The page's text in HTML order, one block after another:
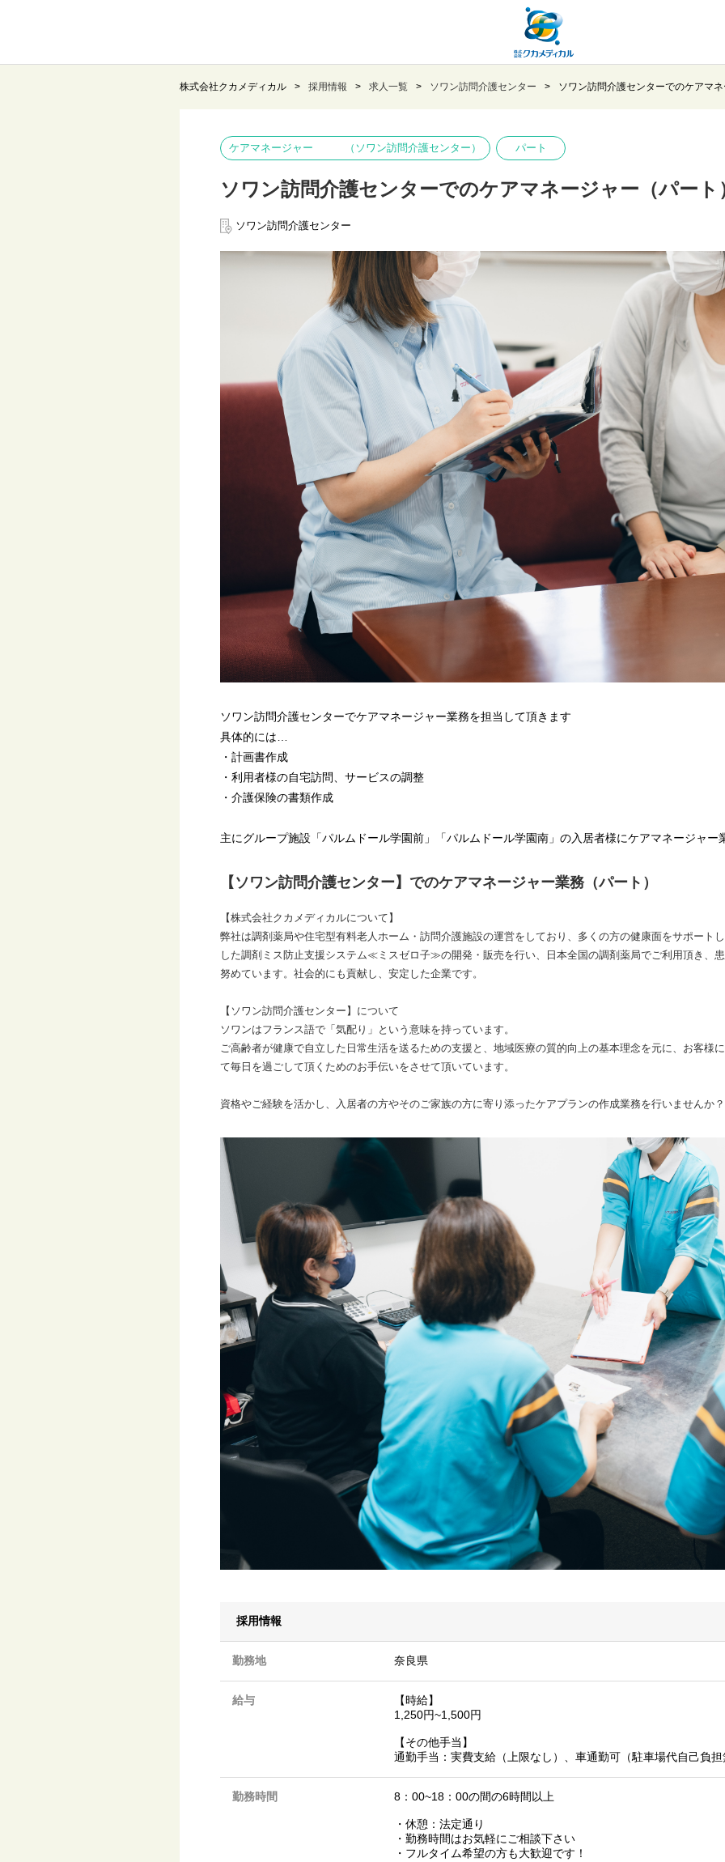
株式会社クカメディカル 採用情報 求人一覧 ソワン訪問介護センター ソワン訪問介護センターでのケアマ
ケアマネージャー （ソワン訪問介護センター） パート
ソワン訪問介護センターでのケアマネージャー（パート
ソワン訪問介護センター
ソワン訪問介護センターでケアマネージャー業務を担当して頂きます
具体的には…
・計画書作成
・利用者様の自宅訪問、サービスの調整
・介護保険の書類作成
主にグループ施設「パルムドール学園前」「パルムドール学園南」の入居者様にケアマネージャー
【ソワン訪問介護センター】でのケアマネージャー業務（パート）
【株式会社クカメディカルについて】
弊社は調剤薬局や住宅型有料老人ホーム・訪問介護施設の運営をしており、多くの方の健康面をサポート
した調剤ミス防止支援システム≪ミスゼロ子≫の開発・販売を行い、日本全国の調剤薬局でご利用頂き、
努めています。社会的にも貢献し、安定した企業です。
【ソワン訪問介護センター】について
ソワンはフランス語で「気配り」という意味を持っています。
ご高齢者が健康で自立した日常生活を送るための支援と、地域医療の質的向上の基本理念を元に、お客様
て毎日を過ごして頂くためのお手伝いをさせて頂いています。
資格やご経験を活かし、入居者の方やそのご家族の方に寄り添ったケアプランの作成業務を行いませんか？
採用情報
勤務地 奈良県
給与
【時給】
1,250円~1,500円
【その他手当】
通勤手当：実費支給（上限なし）、車通勤可（駐車場代自己負
勤務時間 8：00~18：00の間の6時間以上
・休憩：法定通り
・勤務時間はお気軽にご相談下さい
・フルタイム希望の方も大歓迎です！